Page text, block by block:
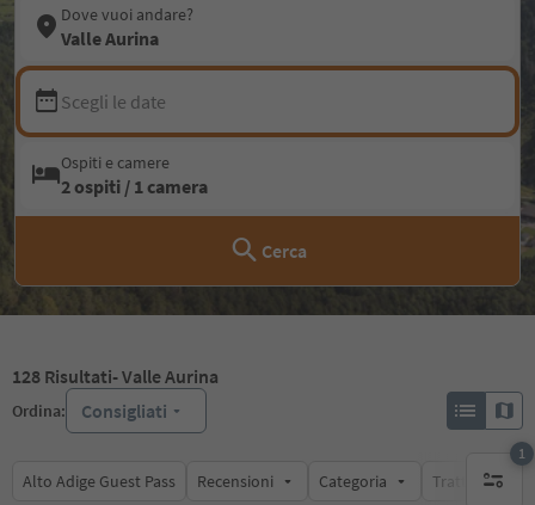
Dove vuoi andare?
Valle Aurina
Scegli le date
Ospiti e camere
2 ospiti / 1 camera
Cerca
128 Risultati- Valle Aurina
Ordina: Consigliati
Alto Adige Guest Pass Recensioni Categoria Trattamento
1
1 filtro